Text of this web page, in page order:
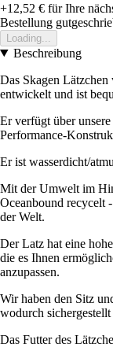
+12,52 € für Ihre
Bestellung
Loading...
Beschreibung
Das Skagen
entwickelt und ist
Er verfügt über
Performance-
Er ist wasserdicht/
Mit der Umwelt im
Oceanbound recycelt
der Welt.
Der Latz hat eine
die es Ihnen
anzupassen.
Wir haben den Sitz
wodurch
Das Futter des